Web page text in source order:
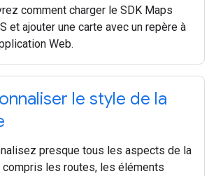
comment charger le SDK Maps
et ajouter une carte avec un repère à
Web.
le style de la
presque tous les aspects de la
compris les routes, les éléments